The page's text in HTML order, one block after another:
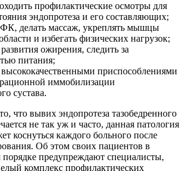
профилактические осмотры для
эндопротеза и его составляющих;
делать массаж, укреплять мышцы
и избегать физических нагрузок;
ожирения, следить за
питания;
высококачественными приспособлениями
иммобилизации
сустава.
что вывих эндопротеза тазобедренного
не так уж и часто, данная патология
коснуться каждого больного после
Об этом своих пациентов в
порядке предупреждают специалисты,
комплекс профилактических